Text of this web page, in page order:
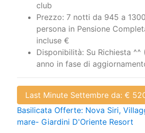
club
Prezzo: 7 notti da 945 a
persona in Pensione
incluse €
Disponibilità: Su Richiesta
anno in fase di
Last Minute Settembre da: €
Basilicata Offerte: Nova Siri,
mare- Giardini D'Oriente Resort